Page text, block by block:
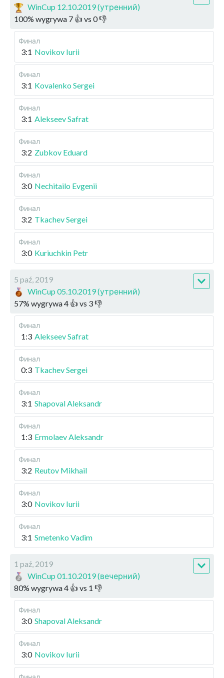
WinCup 12.10.2019 (утренний)
100% wygrywa 7 👍 vs 0👎
Финал
3:1 Novikov Iurii
Финал
3:1 Kovalenko Sergei
Финал
3:1 Alekseev Safrat
Финал
3:2 Zubkov Eduard
Финал
3:0 Nechitailo Evgenii
Финал
3:2 Tkachev Sergei
Финал
3:0 Kuriuchkin Petr
5 paź, 2019
WinCup 05.10.2019 (утренний)
57% wygrywa4 👍 vs 3👎
Финал
1:3 Alekseev Safrat
Финал
0:3 Tkachev Sergei
Финал
3:1 Shapoval Aleksandr
Финал
1:3 Ermolaev Aleksandr
Финал
3:2 Reutov Mikhail
Финал
3:0 Novikov Iurii
Финал
3:1 Smetenko Vadim
1 paź, 2019
WinCup 01.10.2019 (вечерний)
80% wygrywa4 👍 vs 1 👎
Финал
3:0 Shapoval Aleksandr
Финал
3:0 Novikov Iurii